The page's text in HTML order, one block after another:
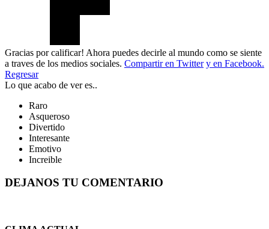
Gracias por calificar! Ahora puedes decirle al mundo como se siente
a traves de los medios sociales. Compartir en Twitter y en Facebook.
Regresar
Lo que acabo de ver es..
Raro
Asqueroso
Divertido
Interesante
Emotivo
Increible
DEJANOS TU COMENTARIO